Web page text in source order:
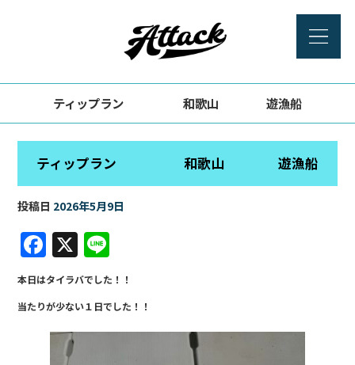
ティップラン 和歌山 遊漁船
ティップラン 和歌山 遊漁船
投稿日 2026年5月9日
F
a
c
e
b
X
n
e
本日はタイラバでした！！
当たりが少ない１日でした！！